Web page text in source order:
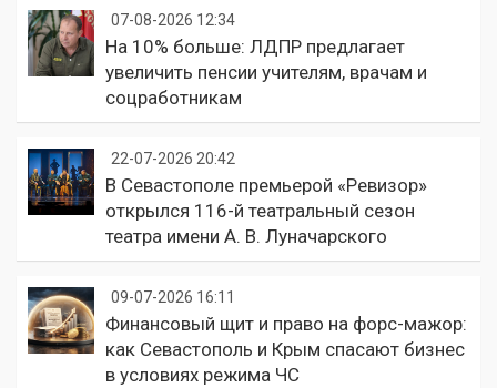
07-08-2026 12:34
На 10% больше: ЛДПР предлагает
увеличить пенсии учителям, врачам и
соцработникам
22-07-2026 20:42
В Севастополе премьерой «Ревизор»
открылся 116-й театральный сезон
театра имени А. В. Луначарского
09-07-2026 16:11
Финансовый щит и право на форс-мажор:
как Севастополь и Крым спасают бизнес
в условиях режима ЧС